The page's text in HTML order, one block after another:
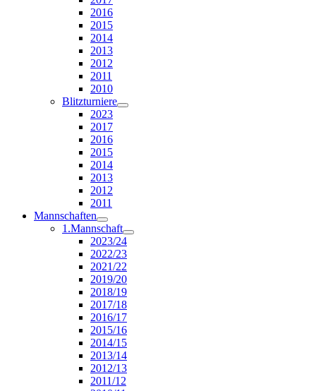
2016
2015
2014
2013
2012
2011
2010
Blitzturniere
2023
2017
2016
2015
2014
2013
2012
2011
Mannschaften
1.Mannschaft
2023/24
2022/23
2021/22
2019/20
2018/19
2017/18
2016/17
2015/16
2014/15
2013/14
2012/13
2011/12